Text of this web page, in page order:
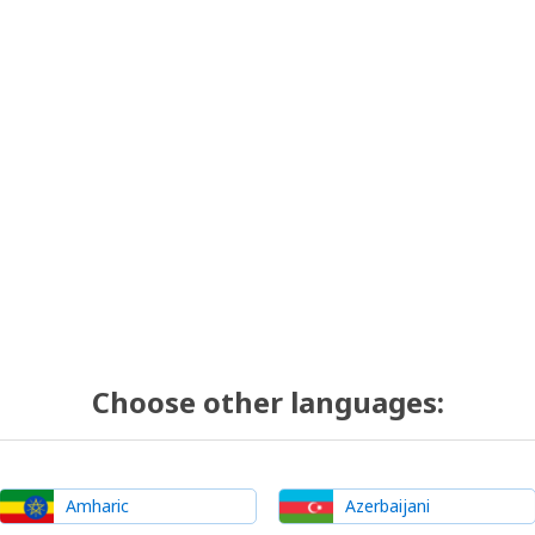
Choose other languages:
Amharic Azerbaijani